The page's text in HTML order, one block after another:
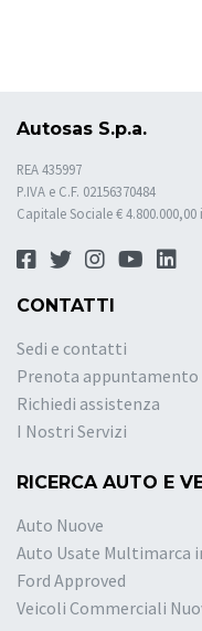
Autosas S.p.a.
REA 435997
P.IVA e C.F. 02156370484
Capitale Sociale € 4.800.000,00
CONTATTI
Sedi e contatti
Prenota appuntamento
Richiedi assistenza
I Nostri Servizi
RICERCA AUTO E
Auto Nuove
Auto Usate Multimarca
Ford Approved
Veicoli Commerciali